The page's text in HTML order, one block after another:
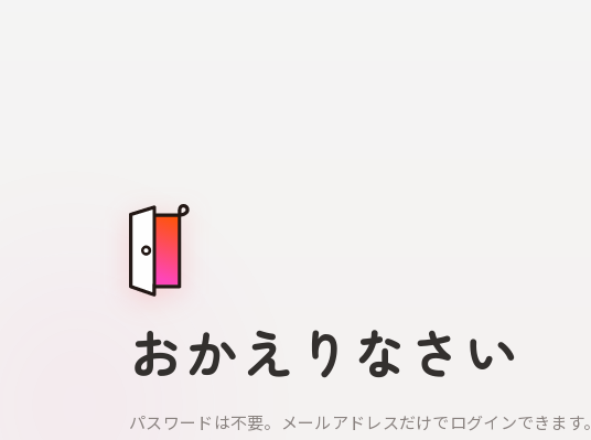
おかえりなさい
パスワードは不要。メールアドレスだけでログインできます。